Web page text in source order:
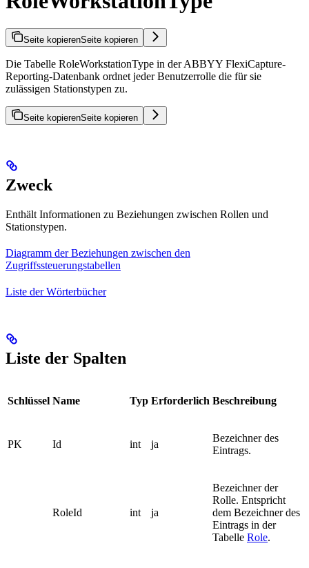
Seite kopierenSeite kopieren
Die Tabelle RoleWorkstationType in der ABBYY FlexiCapture-
Reporting-Datenbank ordnet jeder Benutzerrolle die für sie
zulässigen Stationstypen zu.
Seite kopierenSeite kopieren
Zweck
Enthält Informationen zu Beziehungen zwischen Rollen und
Stationstypen.
Diagramm der Beziehungen zwischen den
Zugriffssteuerungstabellen
Liste der Wörterbücher
Liste der Spalten
Schlüssel Name Typ Erforderlich Beschreibung
PK Id int ja
Bezeichner des
Eintrags.
RoleId int ja
Bezeichner der
Rolle. Entspricht
dem Bezeichner des
Eintrags in der
Tabelle Role.